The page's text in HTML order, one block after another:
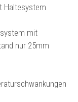
Haltesystem
mit
nur 25mm